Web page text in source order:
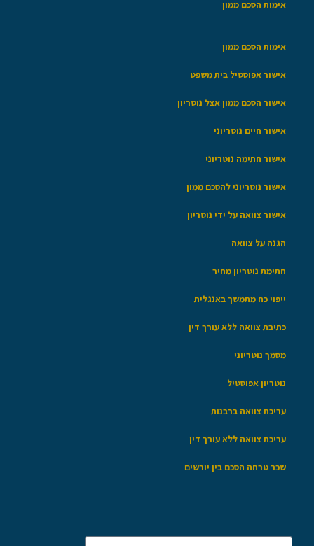
אימות הסכם ממון
אימות הסכם ממון
אישור אפוסטיל בית משפט
אישור הסכם ממון אצל נוטריון
אישור חיים נוטריוני
אישור חתימה נוטריוני
אישור נוטריוני להסכם ממון
אישור צוואה על ידי נוטריון
הגנה על צוואה
חתימת נוטריון מחיר
ייפוי כח מתמשך באנגלית
כתיבת צוואה ללא עורך דין
מסמך נוטריוני
נוטריון אפוסטיל
עריכת צוואה ברבנות
עריכת צוואה ללא עורך דין
שכר טרחה הסכם בין יורשים